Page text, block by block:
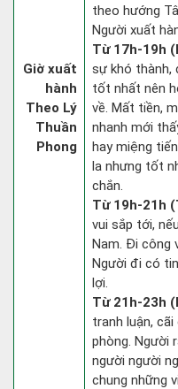
Giờ xuất
hành
Theo Lý
Thuần
Phong
theo hướng
Người xuất
Từ 17h-19h
sự khó thành,
tốt nhất nên
về. Mất tiền,
nhanh mới
hay miệng
la nhưng tốt
chắn.
Từ 19h-21h
vui sắp tới,
Nam. Đi công
Người đi có
lợi.
Từ 21h-23h
tranh luận,
phòng. Người
người người
chung những